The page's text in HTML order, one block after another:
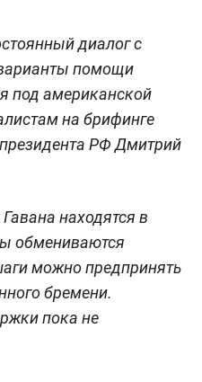
диалог с
помощи
под американской
на брифинге
РФ Дмитрий
находятся в
обмениваются
можно предпринять
бремени.
пока не